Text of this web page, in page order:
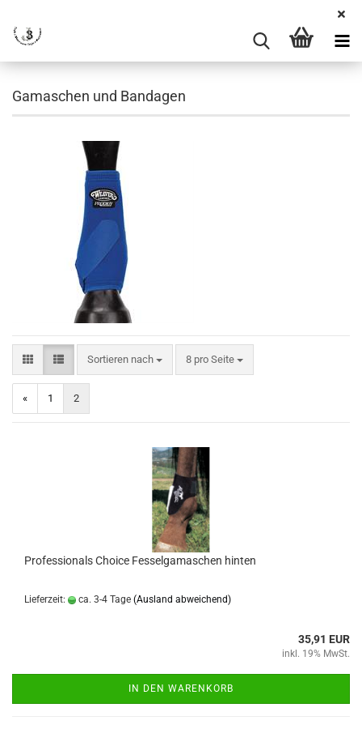
Gamaschen und Bandagen
Sortieren nach
Sortieren nach 8 pro Seite
pro Seite
« 1 2
Professionals Choice Fesselgamaschen hinten
Lieferzeit: ca. 3-4 Tage (Ausland abweichend)
35,91 EUR
inkl. 19% MwSt.
IN DEN WARENKORB